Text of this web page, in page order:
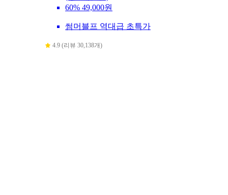
60% 49,000원
썸머블프 역대급 초특가
4.9 (리뷰 30,138개)